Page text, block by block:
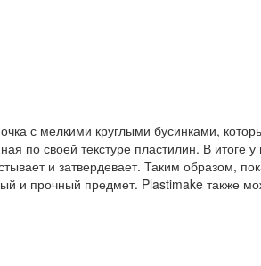
с мелкими круглыми бусинками,
по своей текстуре пластилин. В итоге
и затвердевает. Таким образом,
и прочный предмет. Plastimake также